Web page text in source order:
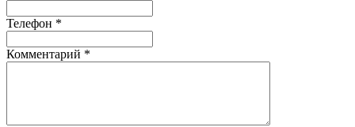
Телефон *
Комментарий *